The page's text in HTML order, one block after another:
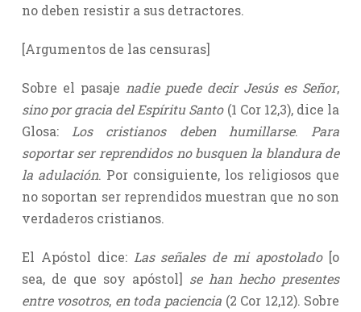
no deben resistir a sus detractores.
[Argumentos de las censuras]
Sobre el pasaje nadie puede decir Jesús es Señor,
sino por gracia del Espíritu Santo (1 Cor 12,3), dice la
Glosa: Los cristianos deben humillarse. Para
soportar ser reprendidos no busquen la blandura de
la adulación. Por consiguiente, los religiosos que
no soportan ser reprendidos muestran que no son
verdaderos cristianos.
El Apóstol dice: Las señales de mi apostolado [o
sea, de que soy apóstol] se han hecho presentes
entre vosotros, en toda paciencia (2 Cor 12,12). Sobre